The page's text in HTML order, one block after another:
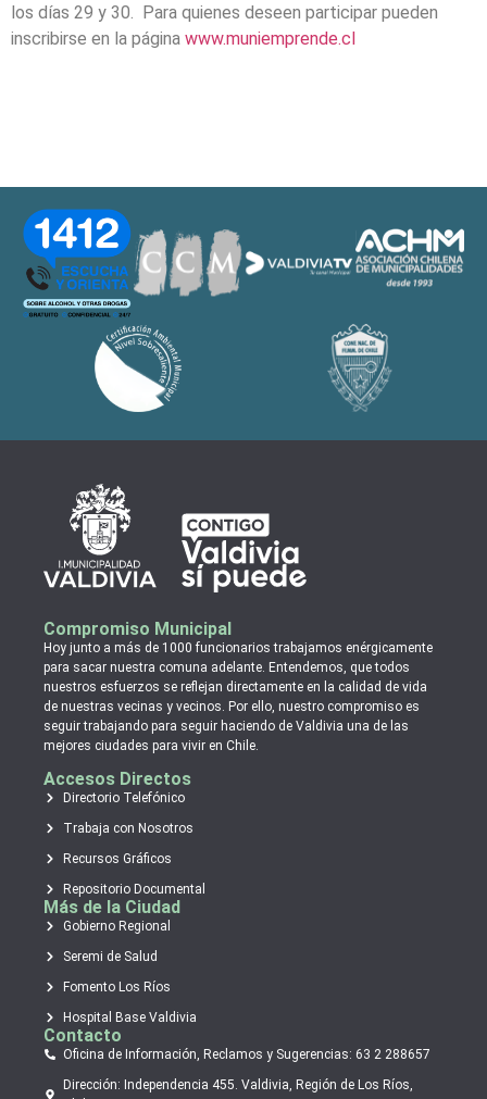
los días 29 y 30. Para quienes deseen participar pueden
inscribirse en la página www.muniemprende.cl
Compromiso Municipal
Hoy junto a más de 1000 funcionarios trabajamos enérgicamente
para sacar nuestra comuna adelante. Entendemos, que todos
nuestros esfuerzos se reflejan directamente en la calidad de vida
de nuestras vecinas y vecinos. Por ello, nuestro compromiso es
seguir trabajando para seguir haciendo de Valdivia una de las
mejores ciudades para vivir en Chile.
Accesos Directos
Directorio Telefónico
Trabaja con Nosotros
Recursos Gráficos
Repositorio Documental
Más de la Ciudad
Gobierno Regional
Seremi de Salud
Fomento Los Ríos
Hospital Base Valdivia
Contacto
Oficina de Información, Reclamos y Sugerencias: 63 2 288657
Dirección: Independencia 455. Valdivia, Región de Los Ríos,